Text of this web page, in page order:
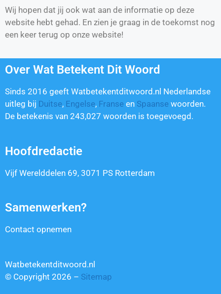
Wij hopen dat jij ook wat aan de informatie op deze
website hebt gehad. En zien je graag in de toekomst nog
een keer terug op onze website!
Over Wat Betekent Dit Woord
Sinds 2016 geeft Watbetekentditwoord.nl Nederlandse
uitleg bij Duitse, Engelse, Franse en Spaanse woorden.
De betekenis van 243,027 woorden is toegevoegd.
Hoofdredactie
Vijf Werelddelen 69, 3071 PS Rotterdam
Samenwerken?
Contact opnemen
Watbetekentditwoord.nl
© Copyright 2026 – Sitemap